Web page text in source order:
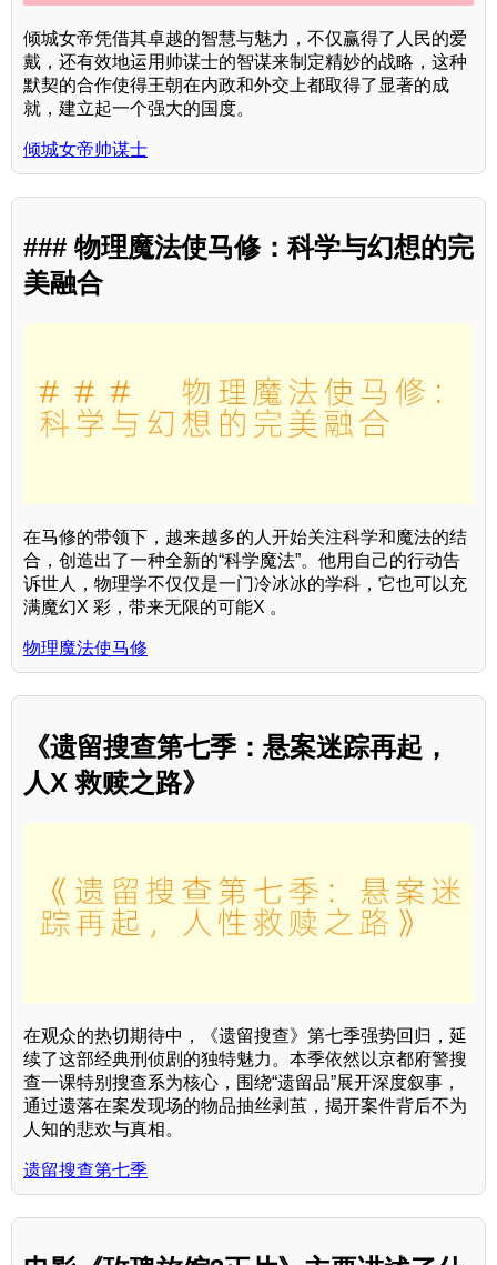
倾城女帝凭借其卓越的智慧与魅力，不仅赢得了人民的爱
戴，还有效地运用帅谋士的智谋来制定精妙的战略，这种
默契的合作使得王朝在内政和外交上都取得了显著的成
就，建立起一个强大的国度。
倾城女帝帅谋士
### 物理魔法使马修：科学与幻想的完
美融合
在马修的带领下，越来越多的人开始关注科学和魔法的结
合，创造出了一种全新的“科学魔法”。他用自己的行动告
诉世人，物理学不仅仅是一门冷冰冰的学科，它也可以充
满魔幻X 彩，带来无限的可能X 。
物理魔法使马修
《遗留搜查第七季：悬案迷踪再起，
人X 救赎之路》
在观众的热切期待中，《遗留搜查》第七季强势回归，延
续了这部经典刑侦剧的独特魅力。本季依然以京都府警搜
查一课特别搜查系为核心，围绕“遗留品”展开深度叙事，
通过遗落在案发现场的物品抽丝剥茧，揭开案件背后不为
人知的悲欢与真相。
遗留搜查第七季